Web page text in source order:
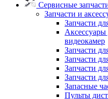
Сервисные
Запчасти и
Запчасти
Аксессуары
видеокамер
Запчасти
Запчасти
Запчасти
Запчасти
Запасные
Пульты